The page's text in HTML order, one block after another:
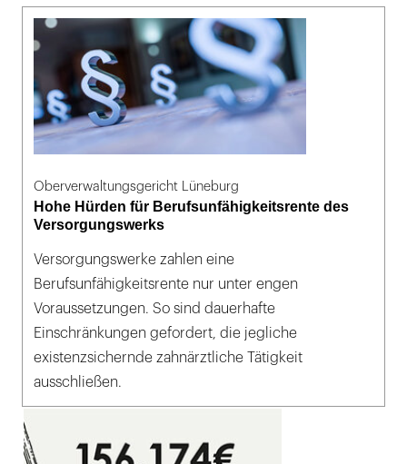
Oberverwaltungsgericht Lüneburg
Hohe Hürden für Berufsunfähigkeitsrente des
Versorgungswerks
Versorgungswerke zahlen eine
Berufsunfähigkeitsrente nur unter engen
Voraussetzungen. So sind dauerhafte
Einschränkungen gefordert, die jegliche
existenzsichernde zahnärztliche Tätigkeit
ausschließen.